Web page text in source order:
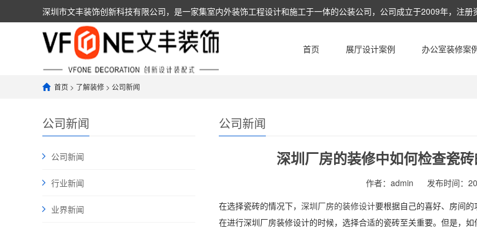
深圳市文丰装饰创新科技有限公司，是一家集室内外装饰工程设计和施工于一体的公装公司，公司成立于2009年，注
人，具有建筑装饰装修工程设计与施工壹级资质，可以承担相应的建设工程总承包业务及工程设计，工程施工，项目管
首页 展厅设计案例 办公室装修案
首页 > 了解装修 > 公司新闻
公司新闻
公司新闻
行业新闻
业界新闻
公司新闻
深圳厂房的装修中如何检查瓷
作者：admin 发布时间：
在选择瓷砖的情况下， 深圳厂房的装修设计要根据自己的喜好、房间的
在进行深圳厂房装修设计的时候，选择合适的瓷砖至关重要。但是，